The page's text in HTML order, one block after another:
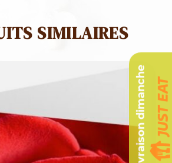
SIMILAIRES
Livraison dimanche